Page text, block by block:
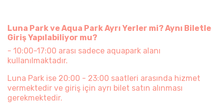
Luna Park ve Aqua Park Ayrı Yerler mi? Aynı Biletle
Giriş Yapılabiliyor mu?
- 10:00-17:00 arası sadece aquapark alanı
kullanılmaktadır.
Luna Park ise 20:00 - 23:00 saatleri arasında hizmet
vermektedir ve giriş için ayrı bilet satın alınması
gerekmektedir.